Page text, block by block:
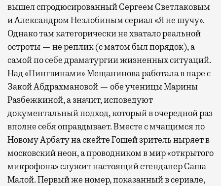
вышел спродюсированный Сергеем Светлаковым
и Александром Незлобиным сериал «Я не шучу».
Однако там категорически не хватало реальной
остроты — не реплик (с матом был порядок), а
самой по себе драматургии жизненных ситуаций.
Над «Пингвинами» Мещанинова работала в паре с
Закой Абдрахмановой — обе ученицы Марины
Разбежкиной, а значит, исповедуют
документальный подход, который в очередной раз
вполне себя оправдывает. Вместе с мчащимся по
Новому Арбату на скейте Гошей зритель ныряет в
московский неон, а проводником в мир «открытого
микрофона» служит настоящий стендапер Саша
Малой. Первый же номер, показанный в сериале,